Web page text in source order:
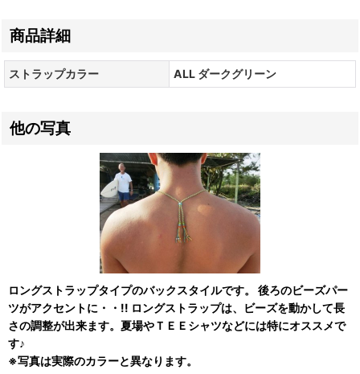
商品詳細
ストラップカラー ALL ダークグリーン
他の写真
ロングストラップタイプのバックスタイルです。 後ろのビーズパー
ツがアクセントに・・!! ロングストラップは、ビーズを動かして長
さの調整が出来ます。夏場やＴＥＥシャツなどには特にオススメで
す♪
※写真は実際のカラーと異なります。